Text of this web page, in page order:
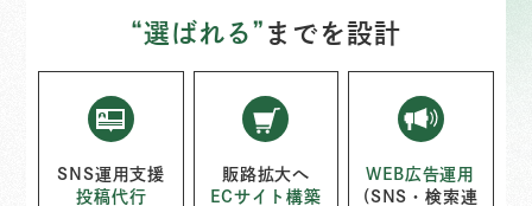
“選ばれる” までを設計
SNS運用支援
投稿代行
販路拡大へ
ECサイト構築
WEB広告運用
(SNS・検索連